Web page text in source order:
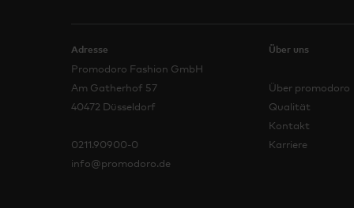
Adresse
Promodoro Fashion GmbH
Am Gatherhof 57
40472 Düsseldorf
0211.90900-0
info@promodoro.de
Über uns
Über promodoro
Qualität
Kontakt
Karriere